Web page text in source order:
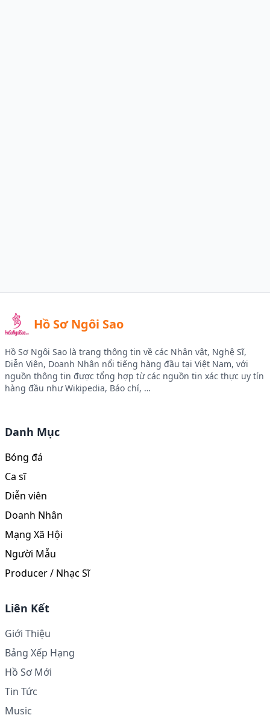
Hồ Sơ Ngôi Sao
Hồ Sơ Ngôi Sao là trang thông tin về các Nhân vật, Nghệ Sĩ,
Diễn Viên, Doanh Nhân nổi tiếng hàng đầu tại Việt Nam, với
nguồn thông tin được tổng hợp từ các nguồn tin xác thực uy tín
hàng đầu như Wikipedia, Báo chí, …
Danh Mục
Bóng đá
Ca sĩ
Diễn viên
Doanh Nhân
Mạng Xã Hội
Người Mẫu
Producer / Nhạc Sĩ
Liên Kết
Giới Thiệu
Bảng Xếp Hạng
Hồ Sơ Mới
Tin Tức
Music